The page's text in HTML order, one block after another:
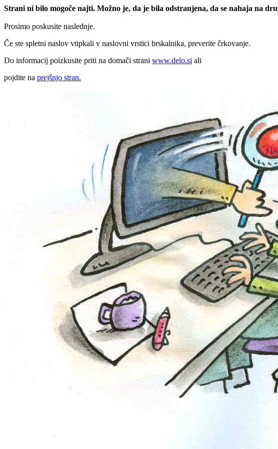
Strani ni bilo mogoče najti. Možno je, da je bila odstranjena, da se nahaja na
Prosimo poskusite naslednje.
Če ste spletni naslov vtipkali v naslovni vrstici brskalnika, preverite črkovanje.
Do informacij poizkusite priti na domači strani www.delo.si ali
pojdite na prejšnjo stran.